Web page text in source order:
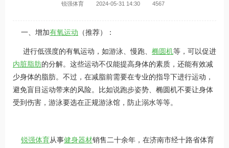
锐强体育 2024-05-31 14:30 4567
一、增加有氧运动 （推荐）：
进行低强度的有氧运动，如游泳、慢跑、 椭圆机等，可以促进
内脏脂肪的分解。这些运动不仅能提高身体的素质，还能有效减
少身体的脂肪。不过，在减脂前需要在专业的指导下进行运动，
避免盲目运动带来的风险。比如说跑步姿势、椭圆机不要让身体
受到伤害，游泳要选在正规游泳馆，防止溺水等等。
锐强体育从事健身器材销售二十余年，在济南市经十路省体育